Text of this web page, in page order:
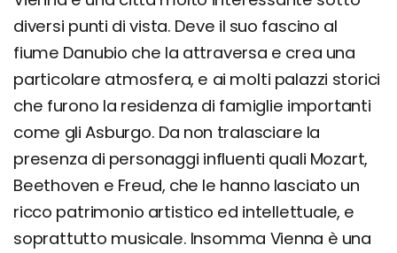
diversi punti di vista. Deve il suo fascino al
fiume Danubio che la attraversa e crea una
particolare atmosfera, e ai molti palazzi storici
che furono la residenza di famiglie importanti
come gli Asburgo. Da non tralasciare la
presenza di personaggi influenti quali Mozart,
Beethoven e Freud, che le hanno lasciato un
ricco patrimonio artistico ed intellettuale, e
soprattutto musicale. Insomma Vienna è una